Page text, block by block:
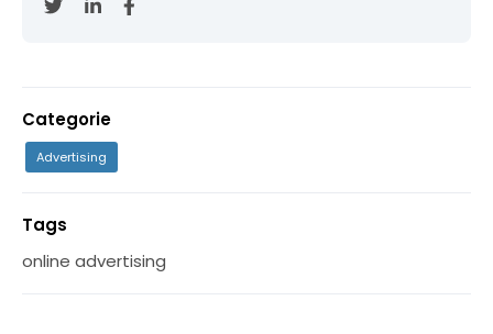
Categorie
Advertising
Tags
online advertising